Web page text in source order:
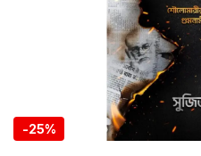
-25%